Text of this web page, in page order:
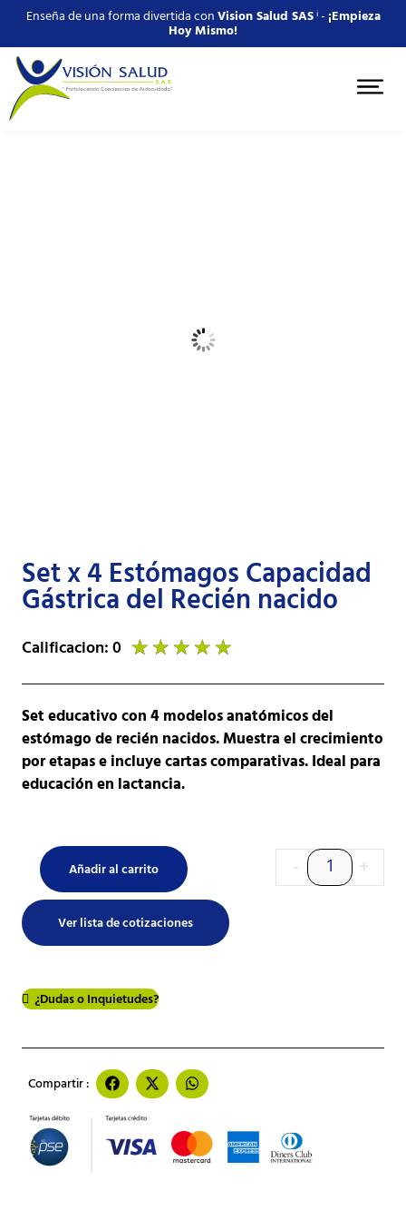
Enseña de una forma divertida conVision Salud SASⁱ -¡Empieza
Hoy Mismo!
Set x 4 Estómagos Capacidad
Gástrica del Recién nacido
Calificacion: 0 ★★★★★
Set educativo con 4 modelos anatómicos del
estómago de recién nacidos. Muestra el crecimiento
por etapas e incluye cartas comparativas. Ideal para
educación en lactancia.
- +
Añadir al carrito
Ver lista de cotizaciones
¿Dudas o Inquietudes?
Compartir :